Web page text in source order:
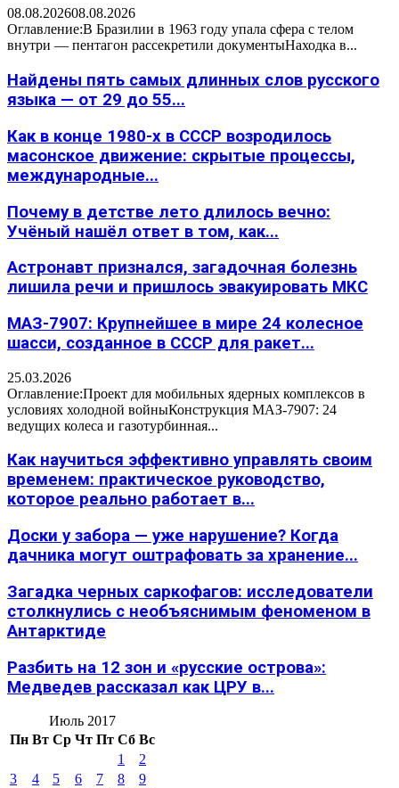
08.08.202608.08.2026
Оглавление:В Бразилии в 1963 году упала сфера с телом
внутри — пентагон рассекретили документыНаходка в...
Найдены пять самых длинных слов русского
языка — от 29 до 55...
Как в конце 1980-х в СССР возродилось
масонское движение: скрытые процессы,
международные...
Почему в детстве лето длилось вечно:
Учёный нашёл ответ в том, как...
Астронавт признался, загадочная болезнь
лишила речи и пришлось эвакуировать МКС
МАЗ-7907: Крупнейшее в мире 24 колесное
шасси, созданное в СССР для ракет...
25.03.2026
Оглавление:Проект для мобильных ядерных комплексов в
условиях холодной войныКонструкция МАЗ-7907: 24
ведущих колеса и газотурбинная...
Как научиться эффективно управлять своим
временем: практическое руководство,
которое реально работает в...
Доски у забора — уже нарушение? Когда
дачника могут оштрафовать за хранение...
Загадка черных саркофагов: исследователи
столкнулись с необъяснимым феноменом в
Антарктиде
Разбить на 12 зон и «русские острова»:
Медведев рассказал как ЦРУ в...
Июль 2017
Пн Вт Ср Чт Пт Сб Вс
1
2
3
4 5 6 7 8
9